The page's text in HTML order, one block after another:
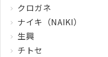
クロガネ
ナイキ（NAIKI）
生興
チトセ